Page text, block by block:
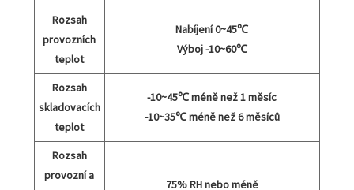
Rozsah
provozních
teplot
Nabíjení 0~45℃
Výboj -10~60℃
Rozsah
skladovacích
teplot
-10~45℃ méně než 1 měsíc
-10~35℃ méně než 6 měsíců
Rozsah
provozní a
75% RH nebo méně